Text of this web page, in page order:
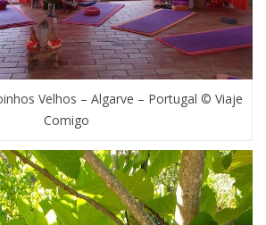
Velhos – Algarve – Portugal © Viaje
Comigo